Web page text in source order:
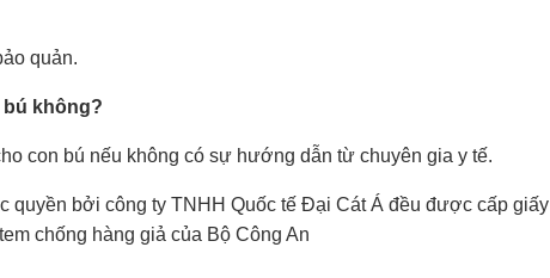
quản.
không?
con bú nếu không có sự hướng dẫn từ chuyên gia y tế.
quyền bởi công ty TNHH Quốc tế Đại Cát Á đều được cấp giấy
chống hàng giả của Bộ Công An